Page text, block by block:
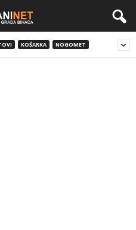
KOŠARKA NOGOMET